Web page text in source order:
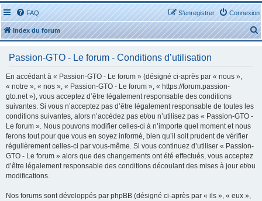
FAQ Connexion
S’enregistrer
Index du forum
e
Passion-GTO - Le forum - Conditions d’utilisation
En accédant à « Passion-GTO - Le forum » (désigné ci-après par « nous »,
« notre », « nos », « Passion-GTO - Le forum », « https://forum.passion-
gto.net »), vous acceptez d’être légalement responsable des conditions
suivantes. Si vous n’acceptez pas d’être légalement responsable de toutes les
conditions suivantes, alors n’accédez pas et/ou n’utilisez pas « Passion-GTO -
Le forum ». Nous pouvons modifier celles-ci à n’importe quel moment et nous
ferons tout pour que vous en soyez informé, bien qu’il soit prudent de vérifier
régulièrement celles-ci par vous-même. Si vous continuez d’utiliser « Passion-
GTO - Le forum » alors que des changements ont été effectués, vous acceptez
d’être légalement responsable des conditions découlant des mises à jour et/ou
modifications.
Nos forums sont développés par phpBB (désigné ci-après par « ils », « eux »,